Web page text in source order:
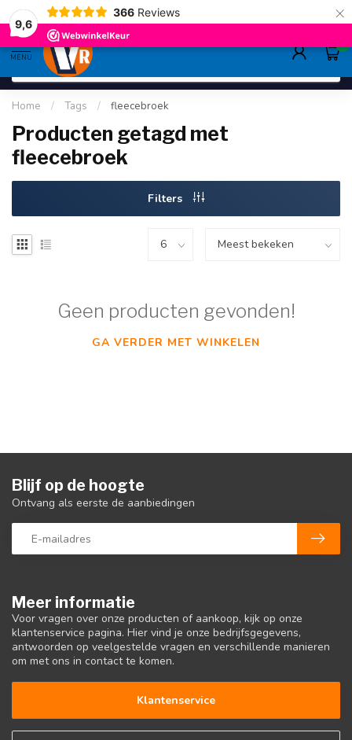
9,6
366 Reviews ×
deskundig adviessinds 1948 ruim
MENU
0
Home / Tags / fleecebroek
Producten getagd met
fleecebroek
Filters
Geen producten gevonden!
GA VERDER MET WINKELEN
Meer informatie
Voor vragen over onze producten of aankoop, kijk op onze
klantenservice pagina. Hier vind je onze bedrijfsgegevens,
antwoorden op veelgestelde vragen en verschillende manieren
om met ons in contact te komen.
Klantenservice
Blijf op de hoogte
Ontvang als eerste de aanbiedingen